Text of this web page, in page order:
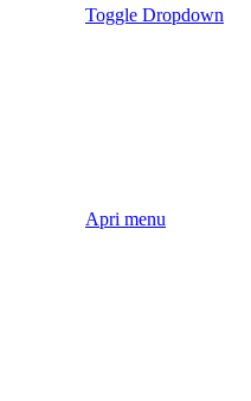
Toggle Dropdown
Apri menu